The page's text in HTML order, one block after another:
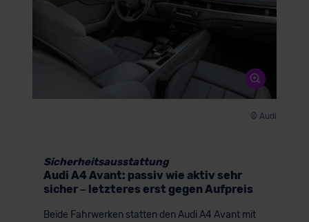
© Audi
Sicherheitsausstattung
Audi A4 Avant: passiv wie aktiv sehr
sicher – letzteres erst gegen Aufpreis
Beide Fahrwerken statten den Audi A4 Avant mit